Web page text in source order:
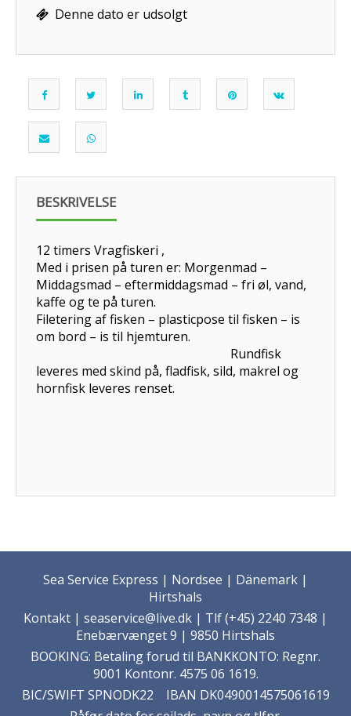
Denne dato er udsolgt
BESKRIVELSE
12 timers Vragfiskeri ,
Med i prisen på turen er: Morgenmad –
Middagsmad – eftermiddagsmad – fri øl, vand,
kaffe og te på turen.
Filetering af fisken – plasticpose til fisken – is
om bord – is til hjemturen.
Rundfisk
leveres med skind på, fladfisk, sild, makrel og
hornfisk leveres renset.
Sea Service Express | Nordsee | Dänemark |
Hirtshals
Kontakt | seaservice@live.dk | Tlf (+45) 2240 7348 |
Enebærvænget 9 | 9850 Hirtshals
BOOKING: Betaling forud til BANKKONTO: Regnr.
9001 Kontonr. 4575 06 1619.
BIC/SWIFT SPNODK22 IBAN DK0490014575061619